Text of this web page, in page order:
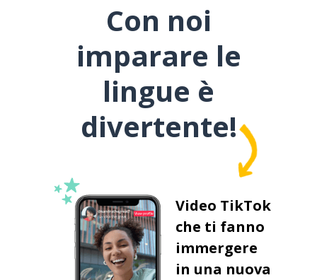
Con noi
imparare le
lingue è
divertente!
Video TikTok
che ti fanno
immergere
in una nuova